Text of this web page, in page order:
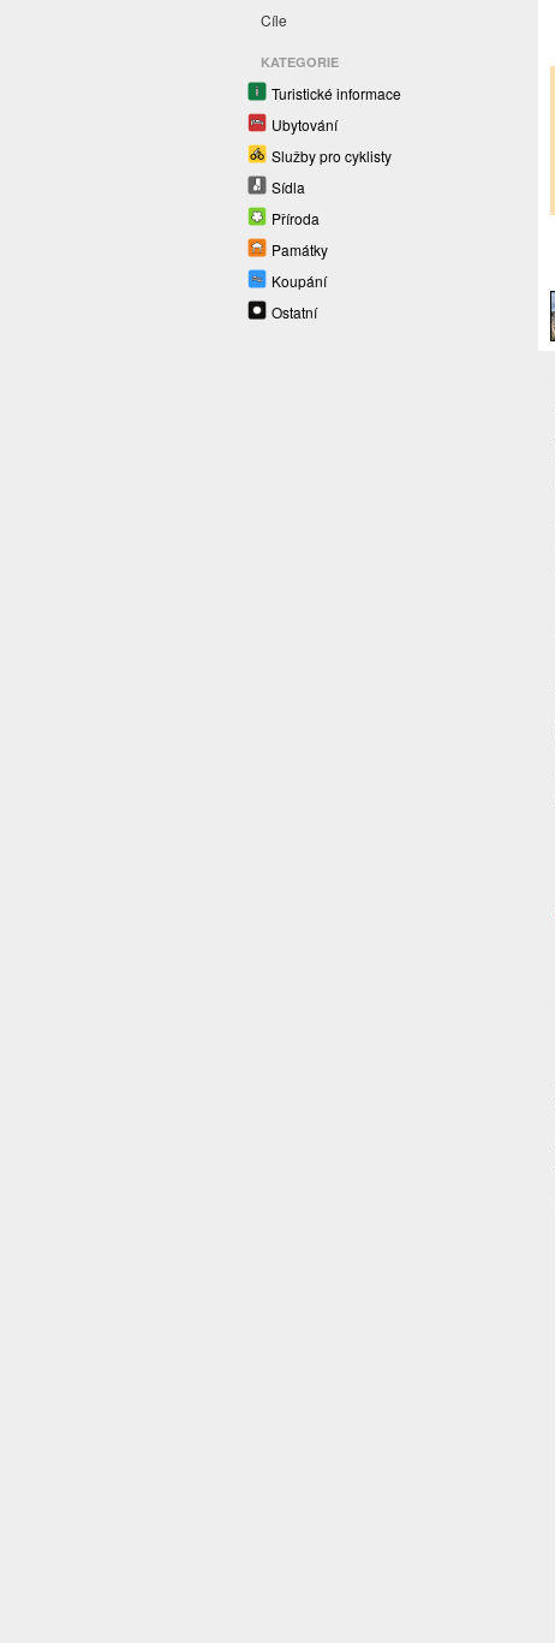
Cíle
KATEGORIE
Turistické informace
Ubytování
Služby pro cyklisty
Sídla
Příroda
Památky
Koupání
Ostatní